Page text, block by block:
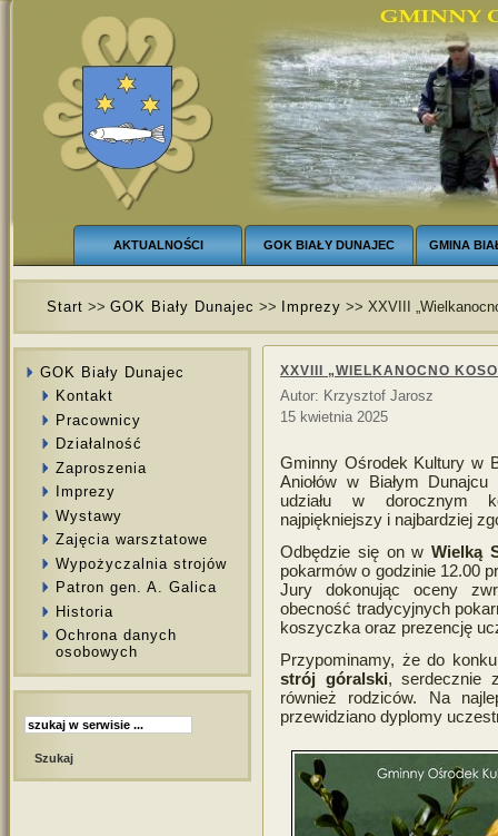
AKTUALNOŚCI GOK BIAŁY DUNAJEC GMINA
Start >> GOK Biały Dunajec >> Imprezy >> XXVIII
GOK Biały Dunajec
Kontakt
Pracownicy
Działalność
Zaproszenia
Imprezy
Wystawy
Zajęcia warsztatowe
Wypożyczalnia strojów
Patron gen. A. Galica
Historia
Ochrona danych
osobowych
XXVIII „WIELKANOCNO
Autor: Krzysztof Jarosz
15 kwietnia 2025
Gminny Ośrodek Kultury w
Aniołów w Białym
udziału w dorocznym
najpiękniejszy i najbardziej
Odbędzie się on wWielką
pokarmów o godzinie 12.00
Jury dokonując oceny
obecność tradycyjnych
koszyczka oraz prezencję
Przypominamy, że do
strój góralski, serdecznie
również rodziców. Na
przewidziano dyplomy